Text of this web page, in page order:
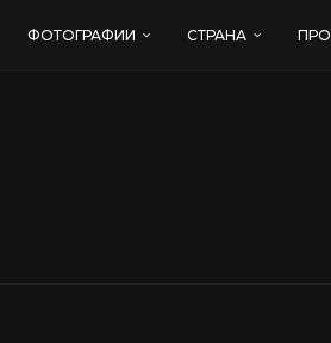
ФОТОГРАФИИ СТРАНА